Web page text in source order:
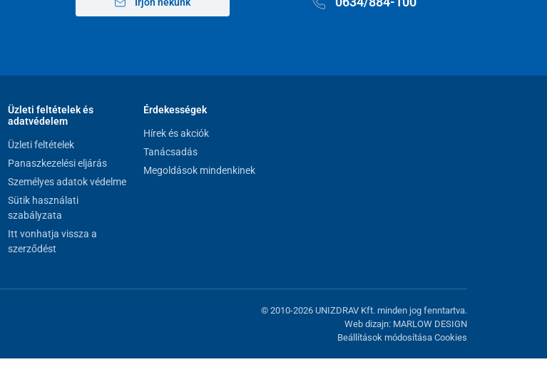
Üzleti feltételek és
adatvédelem
Üzleti feltételek
Panaszkezelési eljárás
Személyes adatok védelme
Sütik használati
szabályzata
Itt vonhatja vissza a
szerződést
Érdekességek
Hírek és akciók
Tanácsadás
Megoldások mindenkinek
© 2010-2026 UNIZDRAV Kft. minden jog fenntartva.
Web dizajn: MARLOW DESIGN
Beállítások módosítása Cookies